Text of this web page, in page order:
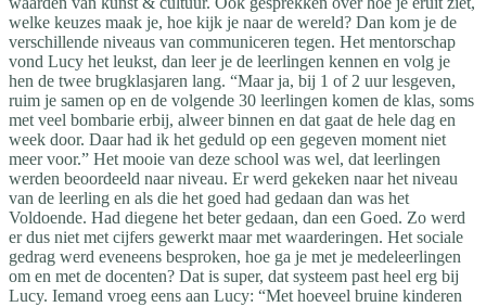
welke keuzes maak je, hoe kijk je naar de wereld? Dan kom je de
verschillende niveaus van communiceren tegen. Het mentorschap
vond Lucy het leukst, dan leer je de leerlingen kennen en volg je
hen de twee brugklasjaren lang. “Maar ja, bij 1 of 2 uur lesgeven,
ruim je samen op en de volgende 30 leerlingen komen de klas, soms
met veel bombarie erbij, alweer binnen en dat gaat de hele dag en
week door. Daar had ik het geduld op een gegeven moment niet
meer voor.” Het mooie van deze school was wel, dat leerlingen
werden beoordeeld naar niveau. Er werd gekeken naar het niveau
van de leerling en als die het goed had gedaan dan was het
Voldoende. Had diegene het beter gedaan, dan een Goed. Zo werd
er dus niet met cijfers gewerkt maar met waarderingen. Het sociale
gedrag werd eveneens besproken, hoe ga je met je medeleerlingen
om en met de docenten? Dat is super, dat systeem past heel erg bij
Lucy. Iemand vroeg eens aan Lucy: “Met hoeveel bruine kinderen